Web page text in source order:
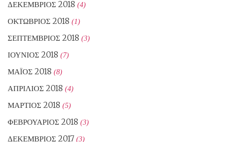
ΔΕΚΈΜΒΡΙΟΣ 2018 (4)
ΟΚΤΏΒΡΙΟΣ 2018 (1)
ΣΕΠΤΈΜΒΡΙΟΣ 2018 (3)
ΙΟΎΝΙΟΣ 2018 (7)
ΜΆΙΟΣ 2018 (8)
ΑΠΡΊΛΙΟΣ 2018 (4)
ΜΆΡΤΙΟΣ 2018 (5)
ΦΕΒΡΟΥΆΡΙΟΣ 2018 (3)
ΔΕΚΈΜΒΡΙΟΣ 2017 (3)